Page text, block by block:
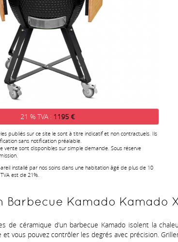
21 % TVA : 1195 €
publiés sur ce site le sont à titre indicatif et non contractuels. Ils
sans notification préalable.
vente sont disponibles sur simple demande. Sous réserve
installé par nos soins dans une habitation âgé de plus de 10
est de 21%.
Barbecue Kamado Kamado
de céramique d’un barbecue Kamado isolent la
vous pouvez contrôler les degrés avec précision.